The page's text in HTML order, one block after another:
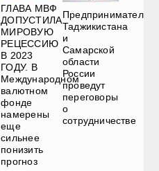
ГЛАВА МВФ
ДОПУСТИЛА
МИРОВУЮ
РЕЦЕССИЮ
В 2023
ГОДУ. В
Международном
валютном
фонде
намерены
еще
сильнее
понизить
прогноз
Предприниматели
Таджикистана
и
Самарской
области
России
проведут
переговоры
о
сотрудничестве